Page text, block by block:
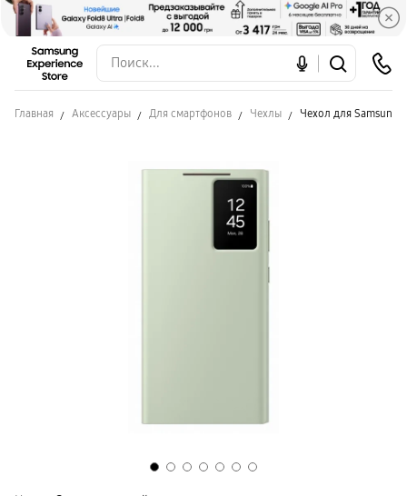
Главная Аксессуары Для смартфонов Чехлы Чехол для Samsung